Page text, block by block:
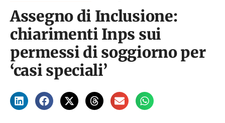
Assegno di Inclusione:
chiarimenti Inps sui
permessi di soggiorno per
‘casi speciali’